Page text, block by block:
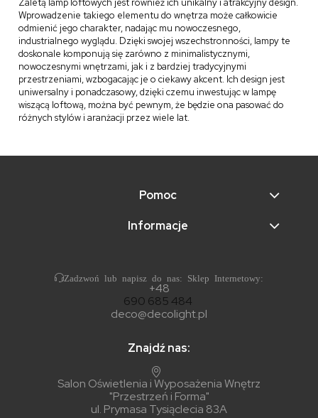
Zaletą lamp loftowych jest również ich unikalny i atrakcyjny design.
Wprowadzenie takiego elementu do wnętrza może całkowicie
odmienić jego charakter, nadając mu nowoczesnego,
industrialnego wyglądu. Dzięki swojej wszechstronności, lampy te
doskonale komponują się zarówno z minimalistycznymi,
nowoczesnymi wnętrzami, jak i z bardziej tradycyjnymi
przestrzeniami, wzbogacając je o ciekawy akcent. Ich design jest
uniwersalny i ponadczasowy, dzięki czemu inwestując w lampę
wiszącą loftową, można być pewnym, że będzie ona pasować do
różnych stylów i aranżacji przez wiele lat.
Pomoc
Informacje
Zadzwoń lub napisz do nas: Sklep Internetowy:
+48
690 685 484
deco@decolight.pl
Znajdź nas:
Salon Oświetlenia i Wyposażenia Wnętrz
"Przestrzeń i Forma"
ul. Prymasa Tysiąclecia 83A